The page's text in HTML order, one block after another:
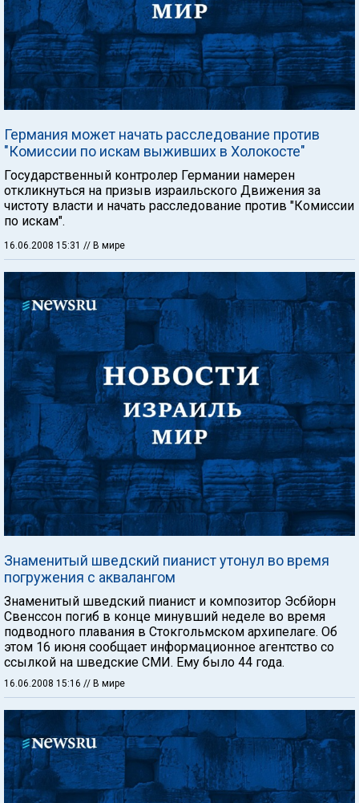
Германия может начать расследование против
"Комиссии по искам выживших в Холокосте"
Государственный контролер Германии намерен
откликнуться на призыв израильского Движения за
чистоту власти и начать расследование против "Комиссии
по искам".
16.06.2008 15:31 // В мире
Знаменитый шведский пианист утонул во время
погружения с аквалангом
Знаменитый шведский пианист и композитор Эсбйорн
Свенссон погиб в конце минувший неделе во время
подводного плавания в Стокгольмском архипелаге. Об
этом 16 июня сообщает информационное агентство со
ссылкой на шведские СМИ. Ему было 44 года.
16.06.2008 15:16 // В мире